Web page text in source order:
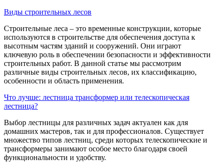
Виды строительных лесов
Строительные леса – это временные конструкции, которые
используются в строительстве для обеспечения доступа к
высотным частям зданий и сооружений. Они играют
ключевую роль в обеспечении безопасности и эффективности
строительных работ. В данной статье мы рассмотрим
различные виды строительных лесов, их классификацию,
особенности и область применения.
Что лучше: лестница трансформер или телескопическая
лестница?
Выбор лестницы для различных задач актуален как для
домашних мастеров, так и для профессионалов. Существует
множество типов лестниц, среди которых телескопические и
трансформеры занимают особое место благодаря своей
функциональности и удобству.